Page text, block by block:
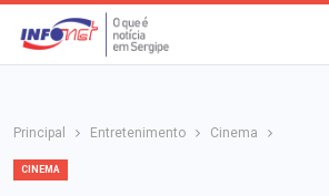
Principal Entretenimento Cinema
CINEMA